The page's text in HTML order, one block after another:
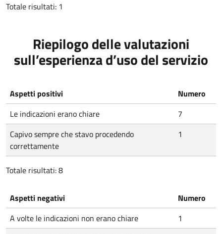
Totale risultati: 1
Riepilogo delle valutazioni
sull’esperienza d’uso del servizio
Aspetti positivi
Numero
Le indicazioni erano chiare
7
Capivo sempre che stavo procedendo
correttamente
1
Totale risultati: 8
Aspetti negativi
Numero
A volte le indicazioni non erano chiare
1